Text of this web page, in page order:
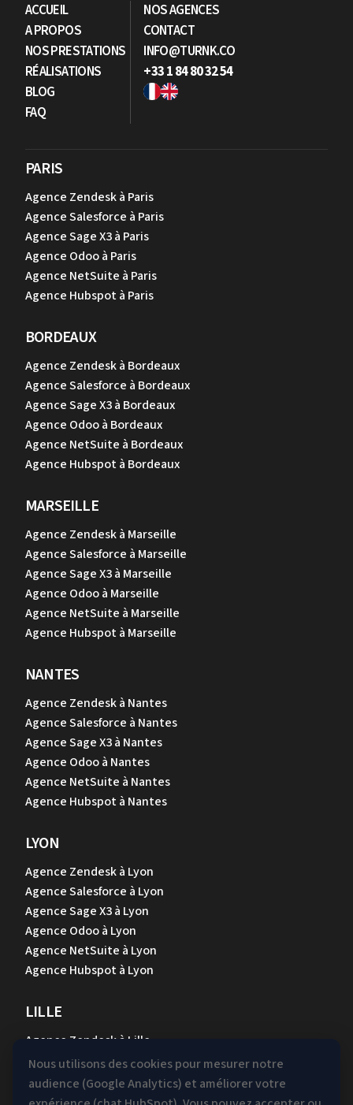
ACCUEIL
A PROPOS
NOS PRESTATIONS
RÉALISATIONS
BLOG
FAQ
NOS AGENCES
CONTACT
INFO@TURNK.CO
+33 1 84 80 32 54
PARIS
Agence Zendesk à Paris
Agence Salesforce à Paris
Agence Sage X3 à Paris
Agence Odoo à Paris
Agence NetSuite à Paris
Agence Hubspot à Paris
BORDEAUX
Agence Zendesk à Bordeaux
Agence Salesforce à Bordeaux
Agence Sage X3 à Bordeaux
Agence Odoo à Bordeaux
Agence NetSuite à Bordeaux
Agence Hubspot à Bordeaux
MARSEILLE
Agence Zendesk à Marseille
Agence Salesforce à Marseille
Agence Sage X3 à Marseille
Agence Odoo à Marseille
Agence NetSuite à Marseille
Agence Hubspot à Marseille
NANTES
Agence Zendesk à Nantes
Agence Salesforce à Nantes
Agence Sage X3 à Nantes
Agence Odoo à Nantes
Agence NetSuite à Nantes
Agence Hubspot à Nantes
LYON
Agence Zendesk à Lyon
Agence Salesforce à Lyon
Agence Sage X3 à Lyon
Agence Odoo à Lyon
Agence NetSuite à Lyon
Agence Hubspot à Lyon
LILLE
Agence Zendesk à Lille
Agence Salesforce à Lille
Agence Sage X3 à Lille
Agence Odoo à Lille
Nous utilisons des cookies pour mesurer notre
audience (Google Analytics) et améliorer votre